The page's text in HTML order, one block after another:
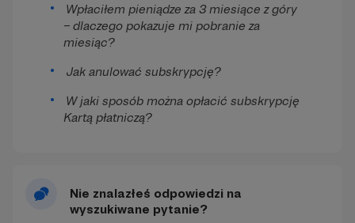
Wpłaciłem pieniądze za 3 miesiące z góry
– dlaczego pokazuje mi pobranie za
miesiąc?
Jak anulować subskrypcję?
W jaki sposób można opłacić subskrypcję
Kartą płatniczą?
Nie znalazłeś odpowiedzi na
wyszukiwane pytanie?